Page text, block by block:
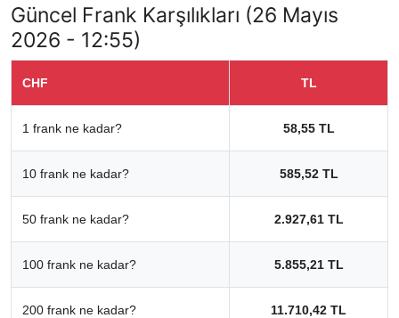
Güncel Frank Karşılıkları (26 Mayıs
2026 - 12:55)
CHF TL
1 frank ne kadar? 58,55 TL
10 frank ne kadar? 585,52 TL
50 frank ne kadar? 2.927,61 TL
100 frank ne kadar? 5.855,21 TL
200 frank ne kadar? 11.710,42 TL